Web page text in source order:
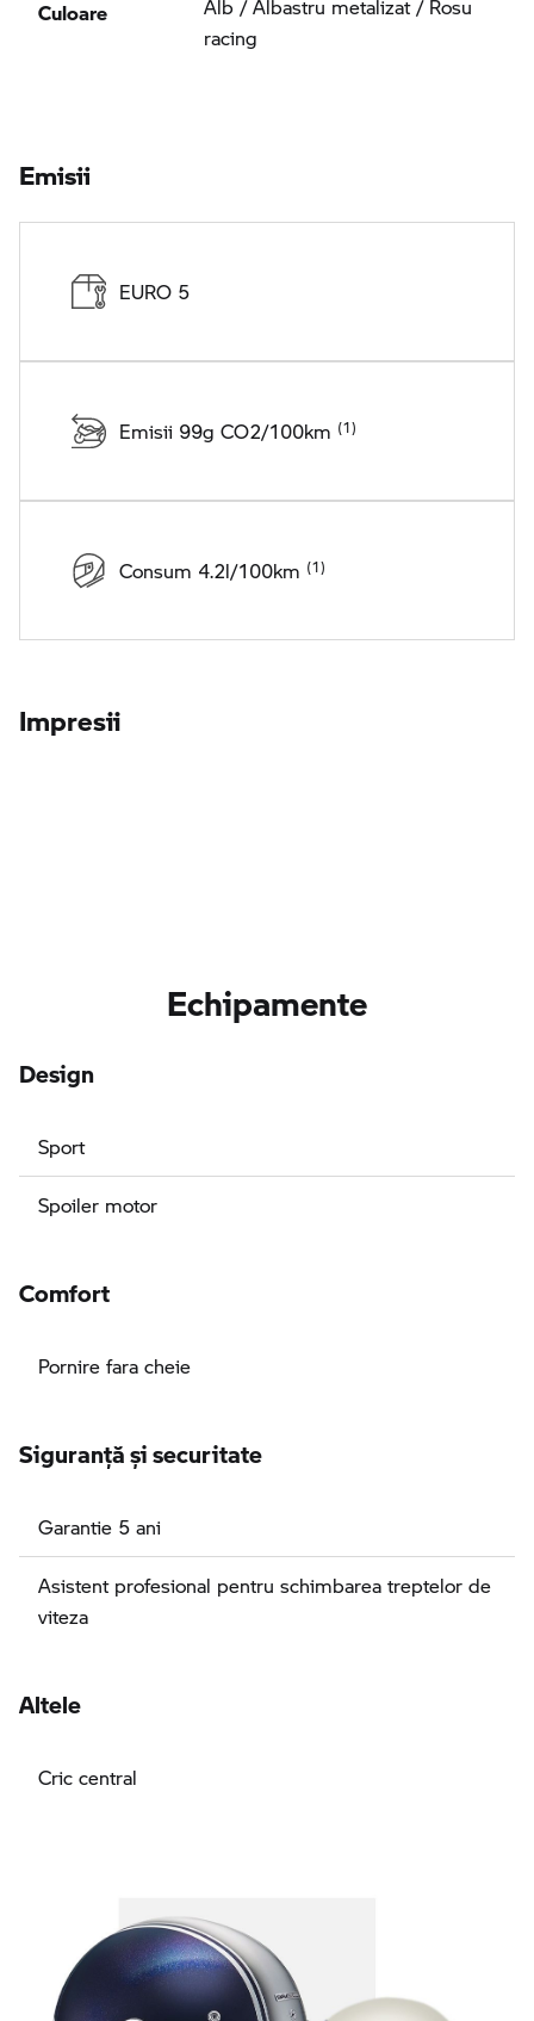
Alb / Albastru metalizat / Rosu
racing
Emisii
EURO 5
Emisii 99g CO2/100km
Consum 4.2l/100km
Impresii
Echipamente
Design
Sport
Spoiler motor
Comfort
Pornire fara cheie
Siguranţă şi securitate
Garantie 5 ani
Asistent profesional pentru schimbarea treptelor de
viteza
Altele
Cric central